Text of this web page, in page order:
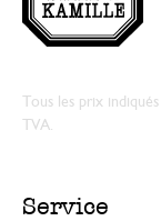
Tous les prix
TVA.
Service